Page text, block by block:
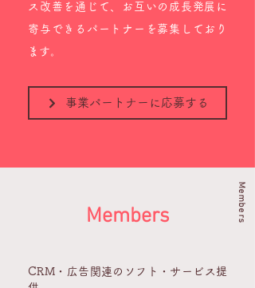
ス改善を通じて、お互いの成長発展に
寄与できるパートナーを募集しており
ます。
事業パートナーに応募する
Members Members
CRM・広告関連のソフト・サービス提